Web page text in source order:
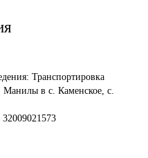
Транспортировка
в с. Каменское, с.
32009021573